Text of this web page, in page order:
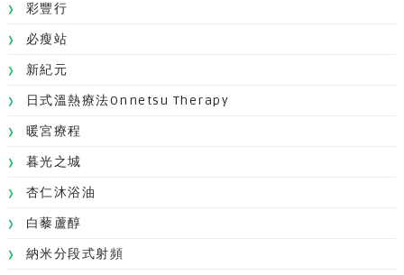
彩豐行
必瘦站
新紀元
日式溫熱療法Onnetsu Therapy
暖宮療程
暮光之城
杏仁沐浴油
白藜蘆醇
納米分段式射頻